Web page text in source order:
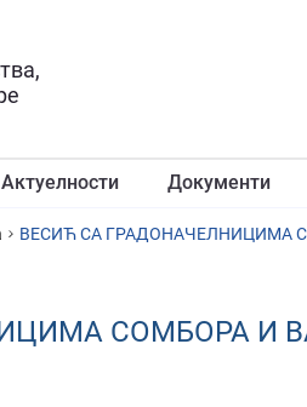
Актуелности Документи
ВЕСИЋ СА ГРАДОНАЧЕЛНИЦИМА
СОМБОРА И